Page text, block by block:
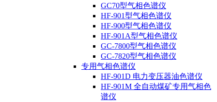
GC70型气相色谱仪
HF-901型气相色谱仪
HF-900型气相色谱仪
HF-901A型气相色谱仪
GC-7800型气相色谱仪
GC-7820型气相色谱仪
专用气相色谱仪
HF-901D 电力变压器油色谱仪
HF-901M 全自动煤矿专用气相色
谱仪